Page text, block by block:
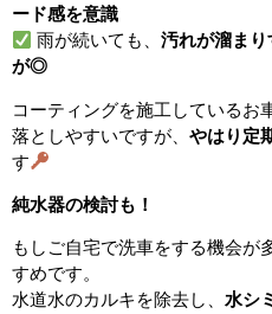
ード感を意識
雨が続いても、汚れが溜ま
が◎
コーティングを施工しているお
落としやすいですが、 やはり定
す
純水器の検討も！
もしご自宅で洗車をする機会が
すめです。
水道水のカルキを除去し、 水シ